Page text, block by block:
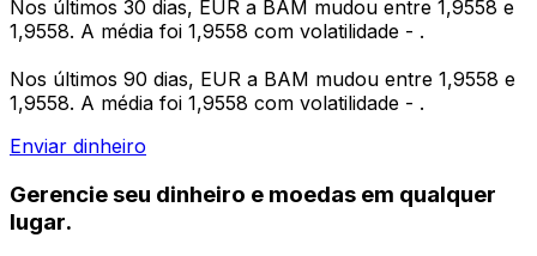
Nos últimos 30 dias, EUR a BAM mudou entre 1,9558 e
1,9558. A média foi 1,9558 com volatilidade - .
Nos últimos 90 dias, EUR a BAM mudou entre 1,9558 e
1,9558. A média foi 1,9558 com volatilidade - .
Enviar dinheiro
Gerencie seu dinheiro e moedas em qualquer
lugar.